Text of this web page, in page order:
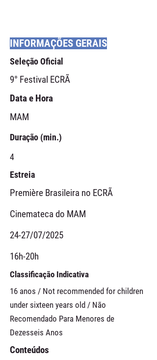
INFORMAÇÕES GERAIS
Seleção Oficial
9° Festival ECRÃ
Data e Hora
MAM
Duração (min.)
4
Estreia
Première Brasileira no ECRÃ
Cinemateca do MAM
24-27/07/2025
16h-20h
Classificação Indicativa
16 anos / Not recommended for children
under sixteen years old / Não
Recomendado Para Menores de
Dezesseis Anos
Conteúdos